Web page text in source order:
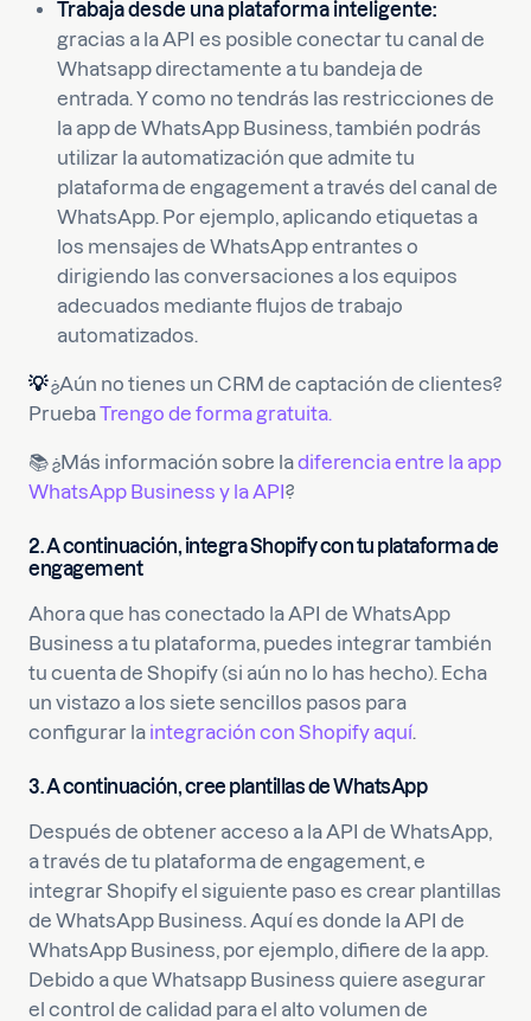
Trabaja desde una plataforma inteligente:
gracias a la API es posible conectar tu canal de
Whatsapp directamente a tu bandeja de
entrada. Y como no tendrás las restricciones de
la app de WhatsApp Business, también podrás
utilizar la automatización que admite tu
plataforma de engagement a través del canal de
WhatsApp. Por ejemplo, aplicando etiquetas a
los mensajes de WhatsApp entrantes o
dirigiendo las conversaciones a los equipos
adecuados mediante flujos de trabajo
automatizados.
💡¿Aún no tienes un CRM de captación de clientes?
PruebaTrengo de forma gratuita.
📚 ¿Más información sobre ladiferencia entre la app
WhatsApp Business y la API?
2.A continuación, integra Shopify con tu plataforma de
engagement
Ahora que has conectado la API de WhatsApp
Business a tu plataforma, puedes integrar también
tu cuenta de Shopify (si aún no lo has hecho). Echa
un vistazo a los siete sencillos pasos para
configurar la integración con Shopify aquí.
3.A continuación, cree plantillas de WhatsApp
Después de obtener acceso a la API de WhatsApp,
a través de tu plataforma de engagement, e
integrar Shopify el siguiente paso es crear plantillas
de WhatsApp Business. Aquí es donde la API de
WhatsApp Business, por ejemplo, difiere de la app.
Debido a que Whatsapp Business quiere asegurar
el control de calidad para el alto volumen de